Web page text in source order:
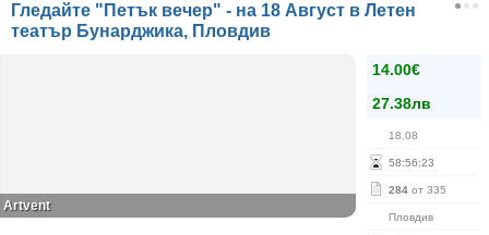
Гледайте "Петък вечер" - на 18 Август в Летен
театър Бунарджика, Пловдив
14.00€
27.38лв
18.08
58:56:22
284 от 335
Пловдив
Аrtvent